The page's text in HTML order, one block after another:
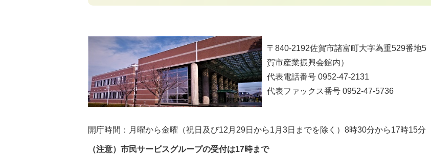
〒840-2192佐賀市諸富町大字為重529番地5
賀市産業振興会館内）
代表電話番号 0952-47-2131
代表ファックス番号 0952-47-5736
開庁時間：月曜から金曜（祝日及び12月29日から1月3日までを除く）8時30分から17時15分
（注意）市民サービスグループの受付は17時まで